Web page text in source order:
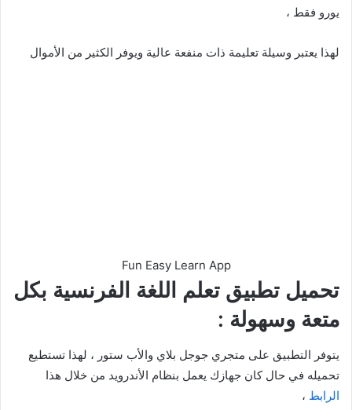
يورو فقط ،
لهذا يعتبر وسيلة تعليمة ذات منفعة عالية ويوفر الكثير من الأموال
Fun Easy Learn App
تحميل تطبيق تعلم اللغة الفرنسية بكل
متعة وسهولة :
يتوفر التطبيق على متجري جوجل بلاي والأب ستور ، لهذا تستطيع
تحميله في حال كان جهازك يعمل بنظام الأندرويد من خلال هذا
الرابط ،